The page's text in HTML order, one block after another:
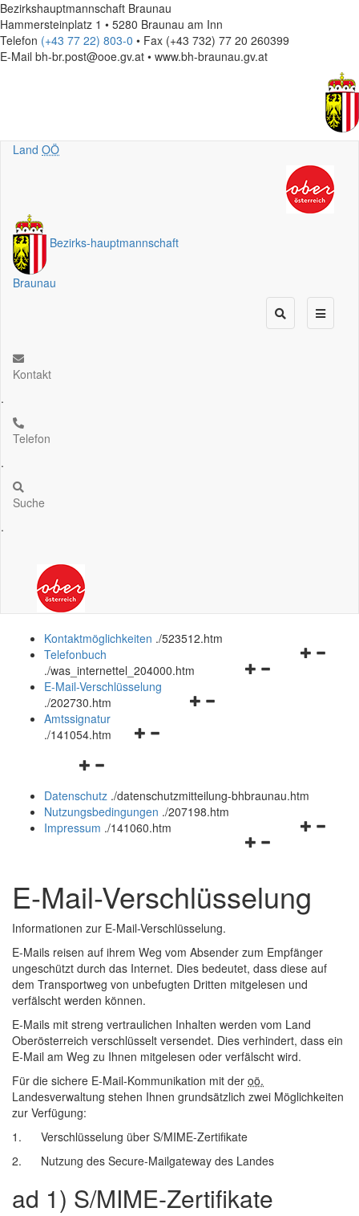
Bezirkshauptmannschaft Braunau
Hammersteinplatz 1 • 5280 Braunau am Inn
Telefon (+43 77 22) 803-0 • Fax (+43 732) 77 20 260399
E-Mail bh-br.post@ooe.gv.at • www.bh-braunau.gv.at
Land OÖ
Bezirks-hauptmannschaft
Braunau
Kontakt
.
Telefon
.
Suche
.
Kontaktmöglichkeiten ./523512.htm
Navigationsmenü
Telefonbuch
./was_internettel_204000.htm
Navigationsmenü
E-Mail-Verschlüsselung
./202730.htm
Navigationsmenü
Amtssignatur
./141054.htm
Navigationsmenü
und
schließen
Datenschutz ./datenschutzmitteilung-bhbraunau.htm
Nutzungsbedingungen ./207198.htm
Navigationsmenü
schließen
Impressum ./141060.htm
E-Mail-Verschlüsselung
Informationen zur E-Mail-Verschlüsselung.
E-Mails reisen auf ihrem Weg vom Absender zum Empfänger
ungeschützt durch das Internet. Dies bedeutet, dass diese auf
dem Transportweg von unbefugten Dritten mitgelesen und
verfälscht werden können.
E-Mails mit streng vertraulichen Inhalten werden vom Land
Oberösterreich verschlüsselt versendet. Dies verhindert, dass ein
E-Mail am Weg zu Ihnen mitgelesen oder verfälscht wird.
Für die sichere E-Mail-Kommunikation mit der oö.
Landesverwaltung stehen Ihnen grundsätzlich zwei Möglichkeiten
zur Verfügung:
1. Verschlüsselung über S/MIME-Zertifikate
2. Nutzung des Secure-Mailgateway des Landes
ad 1) S/MIME-Zertifikate